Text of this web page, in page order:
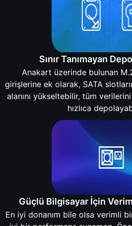
Sınır Tanımayan
Anakart üzerinde bulunan
girişlerine ek olarak, SATA
alanını yükseltebilir, tüm
hızlıca
Güçlü Bilgisayar İçin
En iyi donanım bile olsa verimli